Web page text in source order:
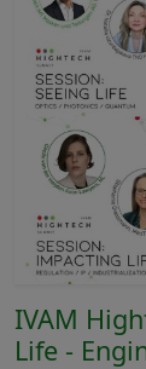
IVAM
Life -